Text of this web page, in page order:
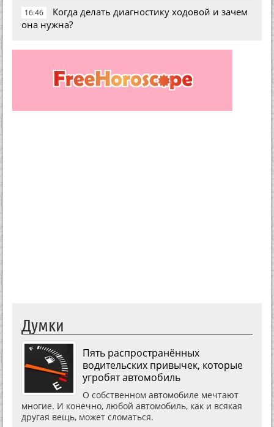
16:46
Когда делать диагностику ходовой и зачем
она нужна?
Думки
Пять распространённых
водительских привычек, которые
угробят автомобиль
О собственном автомобиле мечтают
многие. И конечно, любой автомобиль, как и всякая
другая вещь, может сломаться.